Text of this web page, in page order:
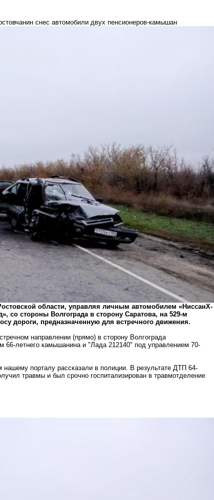
снес автомобили двух пенсионеров-камышан
области, управляя личным автомобилем «НиссанХ-
со стороны Волгограда в сторону Саратова, на 529-м
дороги, предназначенную для встречного движения.
направлении (прямо) в сторону Волгограда
летнего камышанина и "Лада 212140" под управлением 70-
порталу рассказали в полиции. В результате ДТП 64-
травмы и был срочно госпитализирован в травмотделение